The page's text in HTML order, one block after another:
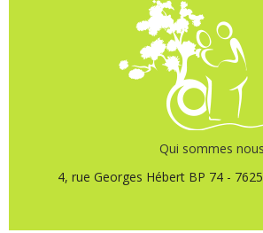
Qui sommes nous
4, rue Georges Hébert BP 74 -